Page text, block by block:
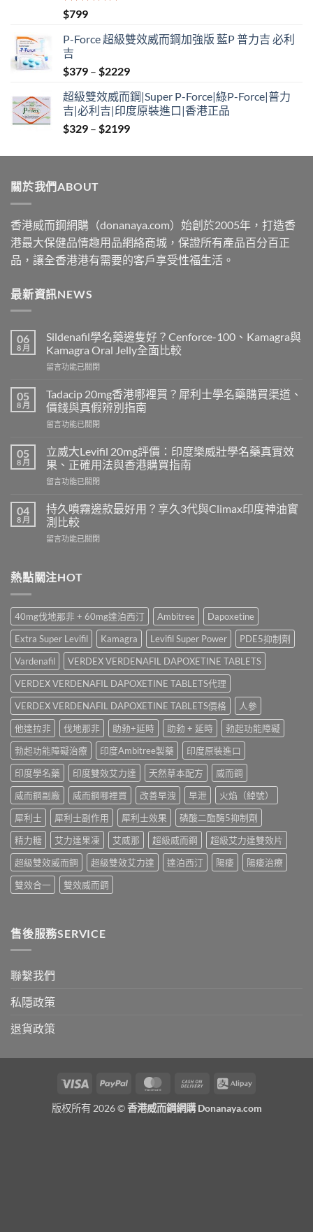
評分
滿分 5
$799
P-Force 超級雙效威而鋼加強版 藍P 普力吉 必利
吉
$379 – $2229Price
$379
through
$2229
超級雙效威而鋼|Super P-Force|綠P-Force|普力
吉|必利吉|印度原裝進口|香港正品
$329 – $2199Price
$329
關於我們ABOUT
香港威而鋼網購（donanaya.com）始創於2005年，打造香
港最大保健品情趣用品網絡商城，保證所有產品百分百正
品，讓全香港港有需要的客戶享受性福生活。
最新資訊NEWS
06
8 月
Sildenafil學名藥邊隻好？Cenforce-100、Kamagra與
Kamagra Oral Jelly全面比較
在
學
名
藥
邊
好？
Cenforce-
100、
Kamagra
Kamagra
Oral
全
較〉
留言功能已關閉
05
8 月
Tadacip 20mg香港哪裡買？犀利士學名藥購買渠道、
價錢與真假辨別指南
在
20mg
香
港
哪
買？
犀
利
士
藥
渠
道、
價
錢
與
真
假
辨
別
指
南〉
中
留言功能已關閉
05
8 月
立威大Levifil 20mg評價：印度樂威壯學名藥真實效
果、正確用法與香港購買指南
在
威
大
Levifil
20mg
印
威
壯
名
藥
真
實
效
果、
正
確
用
法
與
香
港
購
指
南〉
中
留言功能已關閉
04
8 月
持久噴霧邊款最好用？享久3代與Climax印度神油實
測比較
在
噴
霧
款
最
好
用？
享
久
3
代
與
Climax
印
度
神
油
實
測
比
較〉
留言功能已關閉
熱點關注HOT
40mg伐地那非 + 60mg達泊西汀 Ambitree
Dapoxetine
Extra Super Levifil
Kamagra Levifil Super Power
PDE5抑制劑
Vardenafil
VERDEX VERDENAFIL DAPOXETINE TABLETS
VERDEX VERDENAFIL DAPOXETINE TABLETS代理
VERDEX VERDENAFIL DAPOXETINE TABLETS價格
人參
他達拉非
伐地那非 助勃+延時 助勃 + 延時
勃起功能障礙
勃起功能障礙治療
印度Ambitree製藥
印度原裝進口
印度學名藥
印度雙效艾力達 天然草本配方
威而鋼
威而鋼副廠
威而鋼哪裡買 改善早洩 早泄
火焰（綽號）
犀利士
犀利士副作用 犀利士效果
磷酸二酯酶5抑制劑
精力糖
艾力達果凍 艾威那 超級威而鋼
超級艾力達雙效片
超級雙效威而鋼
超級雙效艾力達 達泊西汀 陽痿
陽痿治療
雙效合一
雙效威而鋼
售後服務SERVICE
聯繫我們
私隱政策
退貨政策
Visa PayPal MasterCardCash
Delivery
Alipay
版权所有 2026 ©香港威而鋼網購 Donanaya.com